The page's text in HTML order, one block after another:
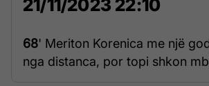
21/11/2023 22:10
68' Meriton Korenica me një
nga distanca, por topi shkon